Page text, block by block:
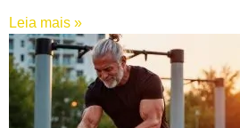
Leia mais »